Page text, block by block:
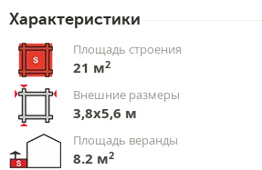
Характеристики
Площадь строения
21 м2
Внешние размеры
3,8х5,6 м
Площадь веранды
8.2 м2